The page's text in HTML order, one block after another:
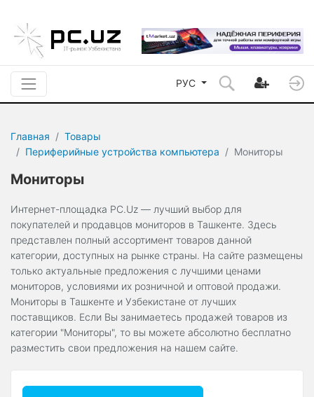
РУС
Главная
Товары
Периферийные устройства компьютера
Мониторы
Мониторы
Интернет-площадка PC.Uz — лучший выбор для
покупателей и продавцов мониторов в Ташкенте. Здесь
представлен полный ассортимент товаров данной
категории, доступных на рынке страны. На сайте размещены
только актуальные предложения с лучшими ценами
мониторов, условиями их розничной и оптовой продажи.
Мониторы в Ташкенте и Узбекистане от лучших
поставщиков. Если Вы занимаетесь продажей товаров из
категории "Мониторы", то вы можете абсолютно бесплатно
разместить свои предложения на нашем сайте.